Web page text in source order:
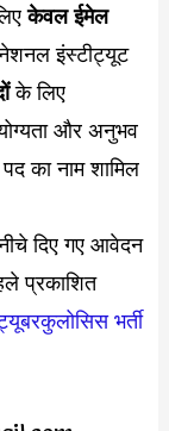
केवल ईमेल
नेशनल इंस्टीट्यूट
के लिए
और अनुभव
का नाम शामिल
दिए गए आवेदन
प्रकाशित
भर्ती